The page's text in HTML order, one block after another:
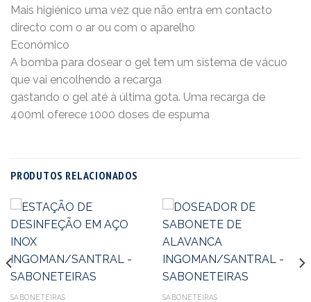
Mais higiénico uma vez que não entra em contacto
directo com o ar ou com o aparelho
Económico
A bomba para dosear o gel tem um sistema de vácuo
que vai encolhendo a recarga
gastando o gel até à última gota. Uma recarga de
400ml oferece 1000 doses de espuma
PRODUTOS RELACIONADOS
SABONETEIRAS SABONETEIRAS